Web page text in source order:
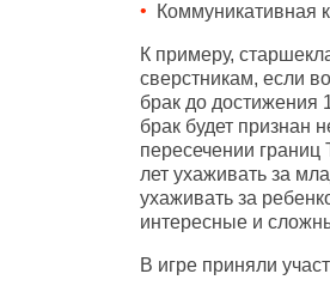
Коммуникативная
К примеру,
сверстникам, если
брак до достижения
брак будет признан
пересечении
лет ухаживать за
ухаживать за
интересные и
В игре приняли